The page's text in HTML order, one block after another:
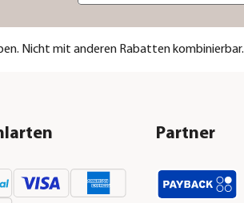
Nicht mit anderen Rabatten kombinierbar.
Partner